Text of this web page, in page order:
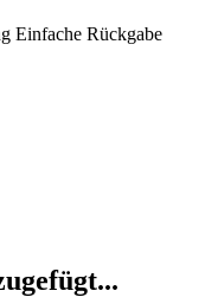
Einfache Rückgabe